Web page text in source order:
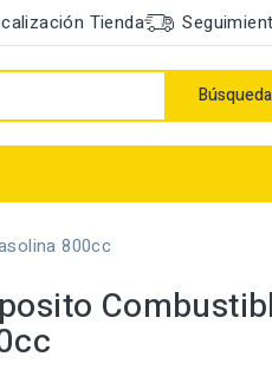
Tienda
Búsqueda
800cc